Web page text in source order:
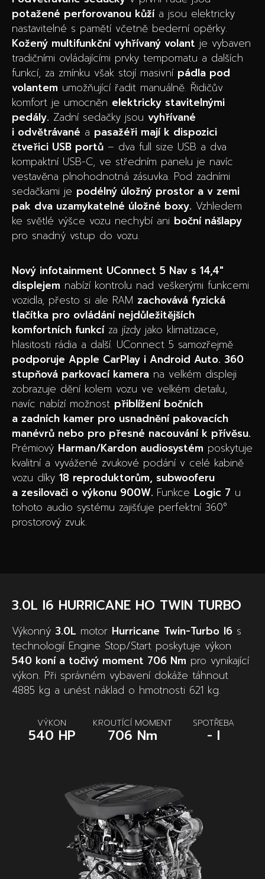
potažené perforovanou kůžía jsou elektricky
nastavitelné s pamětí včetně bederní opěrky.
Kožený multifunkční vyhřívaný volant je vybaven
tradičními ovládajícími prvky tempomatu a dalších
funkcí, za zmínku však stojí masivní pádla pod
volantem umožňující řadit manuálně. Řidičův
komfort je umocněn elektricky stavitelnými
pedály. Zadní sedačky jsou vyhřívané
i odvětrávané a pasažéři mají k dispozici
čtveřici USB portů – dva full size USB a dva
kompaktní USB-C, ve středním panelu je navíc
vestavěna plnohodnotná zásuvka. Pod zadními
sedačkami je podélný úložný prostor a v zemi
pak dva uzamykatelné úložné boxy. Vzhledem
ke světlé výšce vozu nechybí ani boční nášlapy
pro snadný vstup do vozu.
Nový infotainment UConnect 5 Nav s 14,4″
displejem nabízí kontrolu nad veškerými funkcemi
vozidla, přesto si ale RAM zachovává fyzická
tlačítka pro ovládání nejdůležitějších
komfortních funkcíza jízdy jako klimatizace,
hlasitosti rádia a další. UConnect 5 samozřejmě
podporuje Apple CarPlay i Android Auto. 360
stupňová parkovací kamera na velkém displeji
zobrazuje dění kolem vozu ve velkém detailu,
navíc nabízí možnost přiblížení bočních
a zadních kamer pro usnadnění pakovacích
manévrů nebo pro přesné nacouvání k přívěsu.
Prémiový Harman/Kardon audiosystém poskytuje
kvalitní a vyvážené zvukové podání v celé kabině
vozu díky 18 reproduktorům, subwooferu
a zesilovači o výkonu 900W. Funkce Logic 7 u
tohoto audio systému zajišťuje perfektní 360°
prostorový zvuk.
3.0L I6 HURRICANE HO TWIN TURBO
Výkonný 3.0L motor Hurricane Twin-Turbo I6 s
technologií Engine Stop/Start poskytuje výkon
540 koní a točivý moment 706 Nm pro vynikající
výkon. Při správném vybavení dokáže táhnout
4885 kg a unést náklad o hmotnosti 621 kg.
VÝKON
540 HP
KROUTÍCÍ MOMENT
706 Nm
SPOTŘEBA
- l